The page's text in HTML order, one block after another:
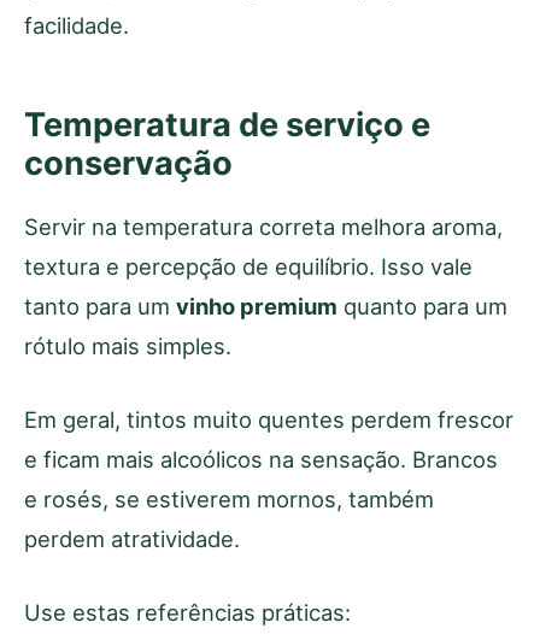
facilidade.
Temperatura de serviço e
conservação
Servir na temperatura correta melhora aroma,
textura e percepção de equilíbrio. Isso vale
tanto para um vinho premium quanto para um
rótulo mais simples.
Em geral, tintos muito quentes perdem frescor
e ficam mais alcoólicos na sensação. Brancos
e rosés, se estiverem mornos, também
perdem atratividade.
Use estas referências práticas: